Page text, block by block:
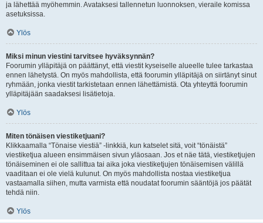
ja lähettää myöhemmin. Avataksesi tallennetun luonnoksen, vieraile komissa
asetuksissa.
Ylös
Miksi minun viestini tarvitsee hyväksynnän?
Foorumin ylläpitäjä on päättänyt, että viestit kyseiselle alueelle tulee tarkastaa
ennen lähetystä. On myös mahdollista, että foorumin ylläpitäjä on siirtänyt sinut
ryhmään, jonka viestit tarkistetaan ennen lähettämistä. Ota yhteyttä foorumin
ylläpitäjään saadaksesi lisätietoja.
Ylös
Miten tönäisen viestiketjuani?
Klikkaamalla “Tönaise viestiä” -linkkiä, kun katselet sitä, voit “tönäistä”
viestiketjua alueen ensimmäisen sivun yläosaan. Jos et näe tätä, viestiketjujen
tönäiseminen ei ole sallittua tai aika joka viestiketjujen tönäisemisen välillä
vaaditaan ei ole vielä kulunut. On myös mahdollista nostaa viestiketjua
vastaamalla siihen, mutta varmista että noudatat foorumin sääntöjä jos päätät
tehdä niin.
Ylös